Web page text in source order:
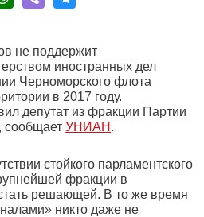
не поддержит
иностранных дел
Черноморского флота
в 2017 году.
депутат из фракции Партии
сообщаетУНИАН .
стойкого парламентского
фракции в
решающей. В то же время
никто даже не